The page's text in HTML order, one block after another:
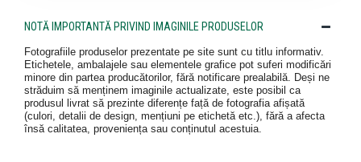
NOTĂ IMPORTANTĂ PRIVIND IMAGINILE PRODUSELOR
Fotografiile produselor prezentate pe site sunt cu titlu informativ.
Etichetele, ambalajele sau elementele grafice pot suferi modificări
minore din partea producătorilor, fără notificare prealabilă. Deși ne
străduim să menținem imaginile actualizate, este posibil ca
produsul livrat să prezinte diferențe față de fotografia afișată
(culori, detalii de design, mențiuni pe etichetă etc.), fără a afecta
însă calitatea, proveniența sau conținutul acestuia.